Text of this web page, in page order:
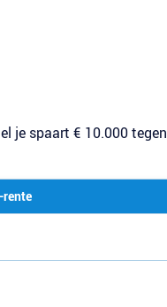
je spaart € 10.000 tegen
rente